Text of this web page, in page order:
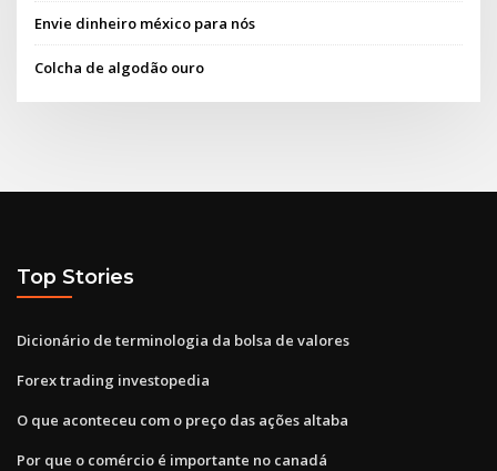
Envie dinheiro méxico para nós
Colcha de algodão ouro
Top Stories
Dicionário de terminologia da bolsa de valores
Forex trading investopedia
O que aconteceu com o preço das ações altaba
Por que o comércio é importante no canadá